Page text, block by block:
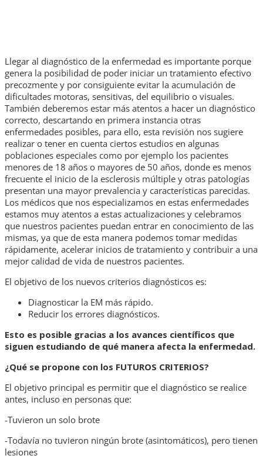
Llegar al diagnóstico de la enfermedad es importante porque
genera la posibilidad de poder iniciar un tratamiento efectivo
precozmente y por consiguiente evitar la acumulación de
dificultades motoras, sensitivas, del equilibrio o visuales.
También deberemos estar más atentos a hacer un diagnóstico
correcto, descartando en primera instancia otras
enfermedades posibles, para ello, esta revisión nos sugiere
realizar o tener en cuenta ciertos estudios en algunas
poblaciones especiales como por ejemplo los pacientes
menores de 18 años o mayores de 50 años, donde es menos
frecuente el inicio de la esclerosis múltiple y otras patologías
presentan una mayor prevalencia y características parecidas.
Los médicos que nos especializamos en estas enfermedades
estamos muy atentos a estas actualizaciones y celebramos
que nuestros pacientes puedan entrar en conocimiento de las
mismas, ya que de esta manera podemos tomar medidas
rápidamente, acelerar inicios de tratamiento y contribuir a una
mejor calidad de vida de nuestros pacientes.
El objetivo de los nuevos criterios diagnósticos es:
Diagnosticar la EM más rápido.
Reducir los errores diagnósticos.
Esto es posible gracias a los avances científicos que
siguen estudiando de qué manera afecta la enfermedad.
¿Qué se propone con los FUTUROS CRITERIOS?
El objetivo principal es permitir que el diagnóstico se realice
antes, incluso en personas que:
-Tuvieron un solo brote
-Todavía no tuvieron ningún brote (asintomáticos), pero tienen
lesiones